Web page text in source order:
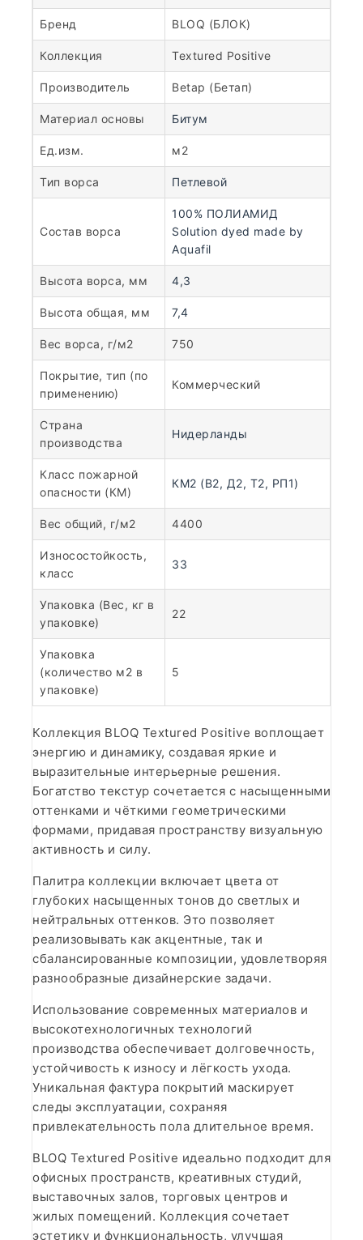
Бренд BLOQ (БЛОК)
Коллекция Textured Positive
Производитель Betap (Бетап)
Материал основы Битум
Ед.изм. м2
Тип ворса Петлевой
Состав ворса
100% ПОЛИАМИД
Solution dyed made by
Aquafil
Высота ворса, мм 4,3
Высота общая, мм 7,4
Вес ворса, г/м2 750
Покрытие, тип (по
применению)
Коммерческий
Страна
производства
Нидерланды
Класс пожарной
опасности (КМ)
КМ2 (В2, Д2, Т2, РП1)
Вес общий, г/м2 4400
Износостойкость,
класс
33
Упаковка (Вес, кг в
упаковке)
22
Упаковка
(количество м2 в
упаковке)
5
Коллекция BLOQ Textured Positive воплощает
энергию и динамику, создавая яркие и
выразительные интерьерные решения.
Богатство текстур сочетается с насыщенными
оттенками и чёткими геометрическими
формами, придавая пространству визуальную
активность и силу.
Палитра коллекции включает цвета от
глубоких насыщенных тонов до светлых и
нейтральных оттенков. Это позволяет
реализовывать как акцентные, так и
сбалансированные композиции, удовлетворяя
разнообразные дизайнерские задачи.
Использование современных материалов и
высокотехнологичных технологий
производства обеспечивает долговечность,
устойчивость к износу и лёгкость ухода.
Уникальная фактура покрытий маскирует
следы эксплуатации, сохраняя
привлекательность пола длительное время.
BLOQ Textured Positive идеально подходит для
офисных пространств, креативных студий,
выставочных залов, торговых центров и
жилых помещений. Коллекция сочетает
эстетику и функциональность, улучшая